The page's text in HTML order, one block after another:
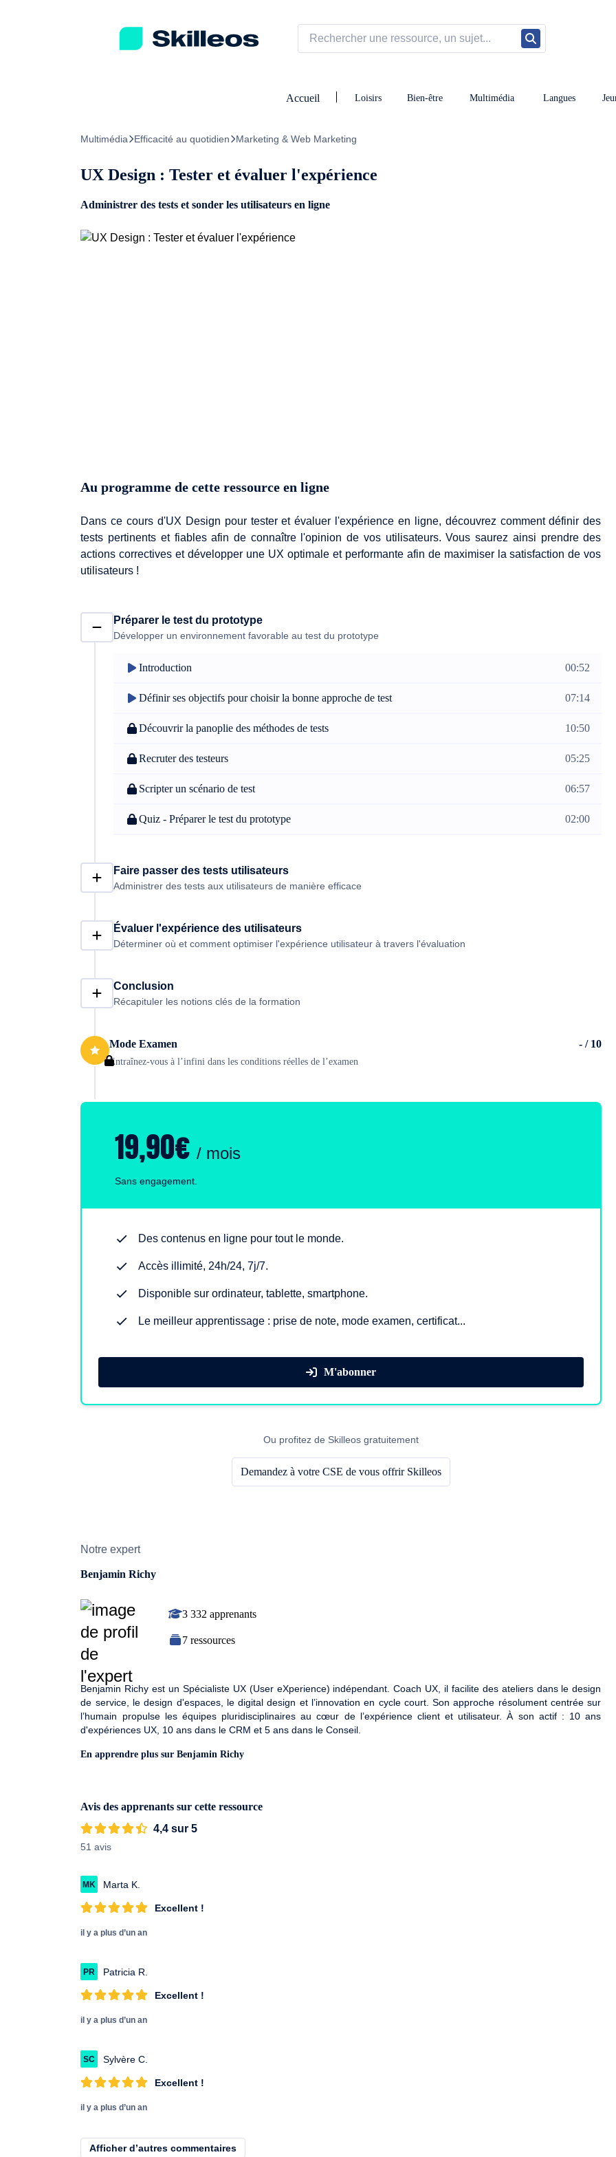
Passez directement au contenu principal
Accueil Loisirs Bien-être Multimédia Langues
Multimédia Efficacité au quotidien Marketing & Web Marketing
UX Design : Tester et évaluer l'expérience
Administrer des tests et sonder les utilisateurs en ligne
Au programme de cette ressource en ligne
Dans ce cours d'UX Design pour tester et évaluer l'expérience en ligne, découvrez comment définir des
tests pertinents et fiables afin de connaître l'opinion de vos utilisateurs. Vous saurez ainsi prendre des
actions correctives et développer une UX optimale et performante afin de maximiser la satisfaction de vos
utilisateurs !
Préparer le test du prototype
Développer un environnement favorable au test du prototype
Introduction 00:52
Définir ses objectifs pour choisir la bonne approche de test 07:14
Découvrir la panoplie des méthodes de tests 10:50
Recruter des testeurs 05:25
Scripter un scénario de test 06:57
Quiz - Préparer le test du prototype 02:00
Faire passer des tests utilisateurs
Administrer des tests aux utilisateurs de manière efficace
Évaluer l'expérience des utilisateurs
Déterminer où et comment optimiser l'expérience utilisateur à travers l'évaluation
Conclusion
Récapituler les notions clés de la formation
Mode Examen
Entraînez-vous à l’infini dans les conditions réelles de l’examen
- / 10
19,90€/ mois
Sans engagement.
Des contenus en ligne pour tout le monde.
Accès illimité, 24h/24, 7j/7.
Disponible sur ordinateur, tablette, smartphone.
Le meilleur apprentissage : prise de note, mode examen, certificat...
M'abonner
Ou profitez de Skilleos gratuitement
Demandez à votre CSE de vous offrir Skilleos
Notre expert
Benjamin Richy
3 332 apprenants
7 ressources
Benjamin Richy est un Spécialiste UX (User eXperience) indépendant. Coach UX, il facilite des ateliers dans le design
de service, le design d'espaces, le digital design et l’innovation en cycle court. Son approche résolument centrée sur
l’humain propulse les équipes pluridisciplinaires au cœur de l’expérience client et utilisateur. À son actif : 10 ans
d'expériences UX, 10 ans dans le CRM et 5 ans dans le Conseil.
En apprendre plus sur Benjamin Richy
Avis des apprenants sur cette ressource
4,4 sur 5
51 avis
MK Marta K.
Excellent !
il y a plus d’un an
PR Patricia R.
Excellent !
il y a plus d’un an
SC Sylvère C.
Excellent !
il y a plus d’un an
Afficher d’autres commentaires